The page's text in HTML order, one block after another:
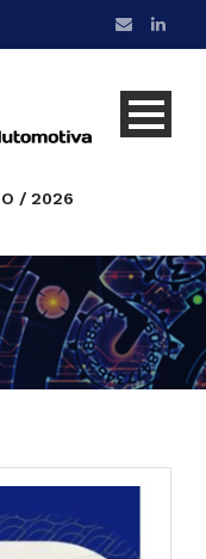
/ 2026